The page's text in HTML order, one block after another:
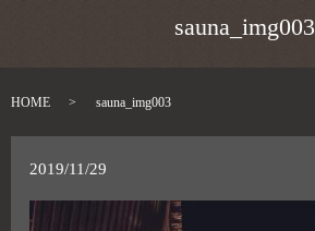
sauna_img003
HOME sauna_img003
2019/11/29